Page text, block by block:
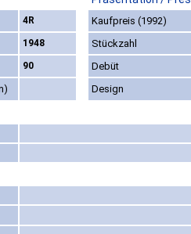
4R
Kaufpreis (1992)
1948
Stückzahl
90
Debüt
Design